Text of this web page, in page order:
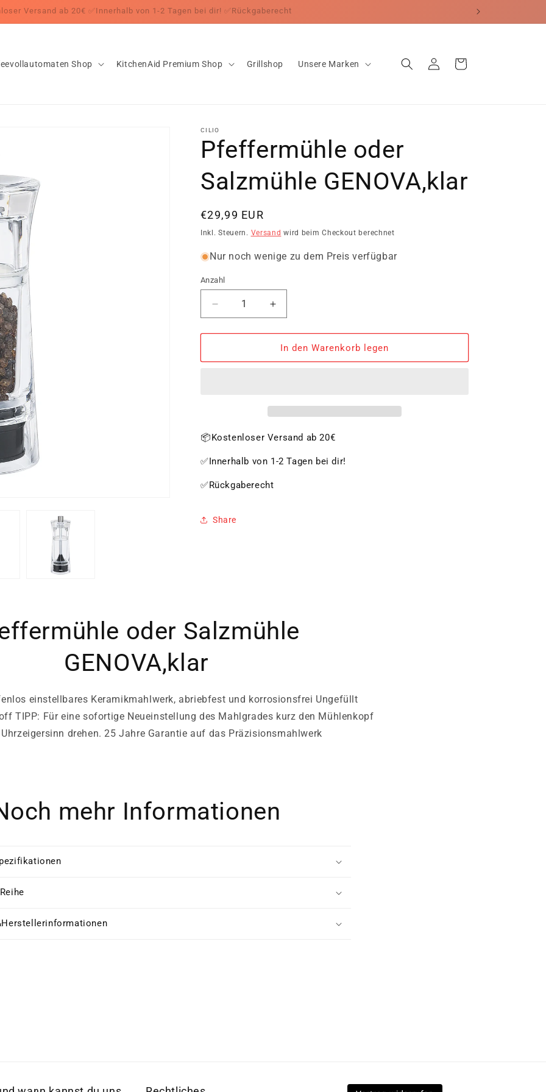
Versand ab 20€ ✅Innerhalb von 1-2 Tagen bei dir! ✅Rückgaberecht
Shop KitchenAid Premium Shop Grillshop Unsere Marken EinloggenWarenkorb
CILIO
Pfeffermühle oder
Salzmühle GENOVA,klar
Normaler
Preis
€29,99 EUR
Inkl. Steuern. Versand wird beim Checkout berechnet
Nur noch wenige zu dem Preis verfügbar
Anzahl
Verringere
die
Menge
Pfeffermühle
Erhöhe
die
Menge
für
Pfeffermühle
In den Warenkorb legen
📦Kostenloser Versand ab 20€
✅Innerhalb von 1-2 Tagen bei dir!
✅Rückgaberecht
Share
oder Salzmühle
GENOVA,klar
einstellbares Keramikmahlwerk, abriebfest und korrosionsfrei Ungefüllt
TIPP: Für eine sofortige Neueinstellung des Mahlgrades kurz den Mühlenkopf
drehen. 25 Jahre Garantie auf das Präzisionsmahlwerk
mehr Informationen